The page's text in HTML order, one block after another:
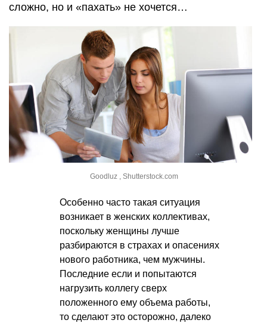
сложно, но и «пахать» не хочется…
Goodluz , Shutterstock.com
Особенно часто такая ситуация
возникает в женских коллективах,
поскольку женщины лучше
разбираются в страхах и опасениях
нового работника, чем мужчины.
Последние если и попытаются
нагрузить коллегу сверх
положенного ему объема работы,
то сделают это осторожно, далеко